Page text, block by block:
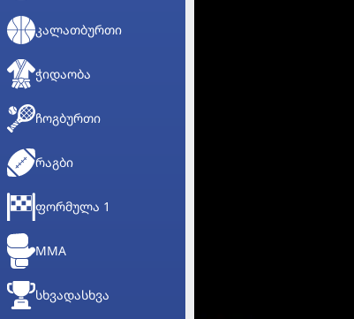
ᲙᲐᲚᲐᲗᲑᲣᲠᲗᲘ
ᲭᲘᲓᲐᲝᲑᲐ
ᲩᲝᲒᲑᲣᲠᲗᲘ
ᲠᲐᲒᲑᲘ
ᲤᲝᲠᲛᲣᲚᲐ 1
MMA
ᲡᲮᲕᲐᲓᲐᲡᲮᲕᲐ